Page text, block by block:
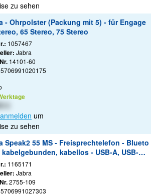
zu sehen
- Ohrpolster (Packung mit 5) - für Engage
65 Stereo, 75 Stereo
1057467
Jabra
14101-60
5706991020175
anmelden um
zu sehen
Speak2 55 MS - Freisprechtelefon - Blueto
kabellos - USB-A, USB-C -
- Zertifiziert für Microsoft Teams, Mi
Swift Pair-zertifiziert
1165171
Jabra
2755-109
5706991027303